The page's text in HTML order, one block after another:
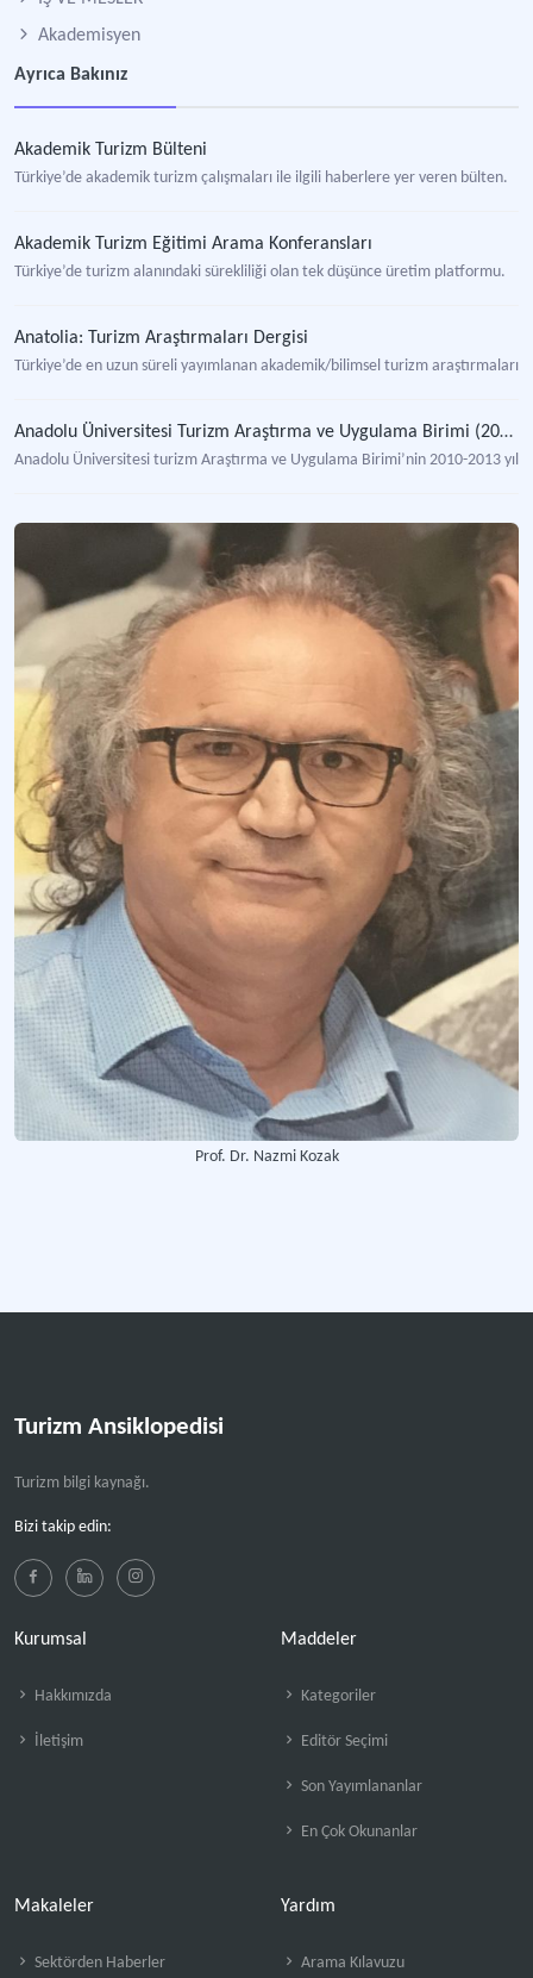
Akademisyen
Ayrıca Bakınız
Akademik Turizm Bülteni
Türkiye’de akademik turizm çalışmaları ile ilgili haberlere yer veren bülten.
Akademik Turizm Eğitimi Arama Konferansları
Türkiye’de turizm alanındaki sürekliliği olan tek düşünce üretim platformu.
Anatolia: Turizm Araştırmaları Dergisi
Türkiye’de en uzun süreli yayımlanan akademik/bilimsel turizm araştırmaları
Anadolu Üniversitesi Turizm Araştırma ve Uygulama Birimi (2010 - 2013 Faaliyet Dönemi)
Anadolu Üniversitesi turizm Araştırma ve Uygulama Birimi’nin 2010-2013
Uluslararası Turizm Karikatürleri Yarışması
Dünyada turizmle ilgili tek karikatür yarışması.
Anadolu Üniversitesi Turizm Fakültesi
Turizm ve ilgili alanlarında lisans derecesi veren eğitim kurumu.
Anadolu Üniversitesi Turizm İşletmeciliği Doktora Programı
Turizm işletmeciliği dalında doktora derecesi veren program.
Anadolu Üniversitesi Turizm İşletmeciliği Yüksek Lisans Programı
Turizm işletmeciliği dalında yüksek lisans derecesi veren program.
Anadolu Üniversitesi Turizm ve Otel İşletmeciliği Yüksekokulu
Anatolia Araştırma Yöntemleri Seminerleri
Araştırma yöntemleri alanında Türkiye’de ve dünyadaki en kapsamlı seminer
Daha fazla
Prof. Dr. Nazmi Kozak
Turizm Ansiklopedisi
Turizm bilgi kaynağı.
Bizi takip edin:
Kurumsal
Hakkımızda
İletişim
Maddeler
Kategoriler
Editör Seçimi
Son Yayımlananlar
En Çok Okunanlar
Makaleler
Sektörden Haberler
Yardım
Arama Kılavuzu